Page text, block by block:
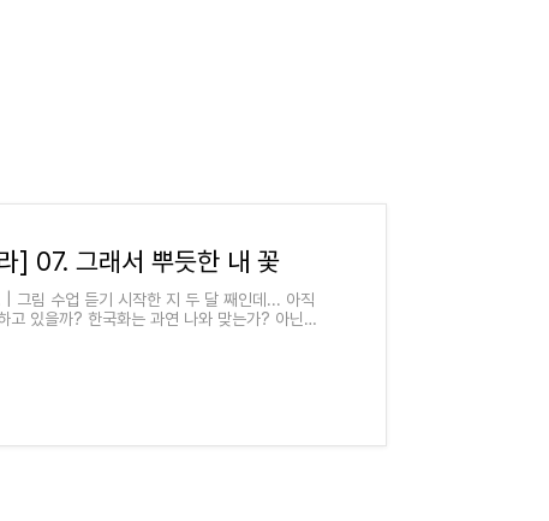
] 07. 그래서 뿌듯한 내 꽃
그림 수업 듣기 시작한 지 두 달 째인데... 아직
고 있을까? 한국화는 과연 나와 맞는가? 아닌데